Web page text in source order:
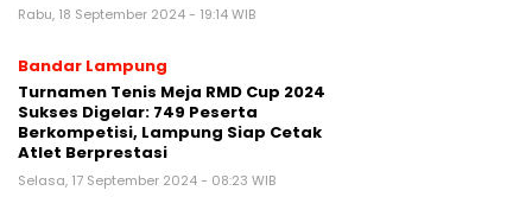
Rabu, 18 September 2024 - 19:14 WIB
Bandar Lampung
Turnamen Tenis Meja RMD Cup 2024
Sukses Digelar: 749 Peserta
Berkompetisi, Lampung Siap Cetak
Atlet Berprestasi
Selasa, 17 September 2024 - 08:23 WIB